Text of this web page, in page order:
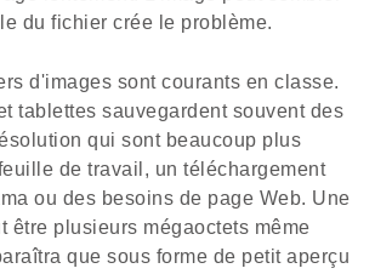
du fichier crée le problème.
d'images sont courants en classe.
tablettes sauvegardent souvent des
qui sont beaucoup plus
de travail, un téléchargement
ou des besoins de page Web. Une
être plusieurs mégaoctets même
que sous forme de petit aperçu